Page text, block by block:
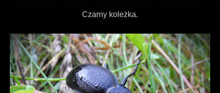
Czarny koleżka.